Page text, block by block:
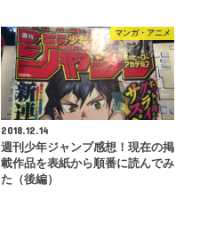
マンガ・アニメ
2018.12.14
週刊少年ジャンプ感想！現在の掲
載作品を表紙から順番に読んでみ
た（後編）